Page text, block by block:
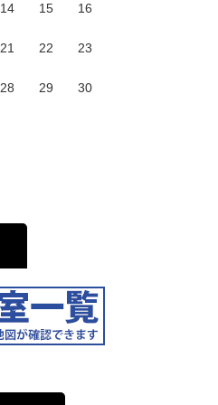
14 15 16
21 22 23
28 29 30